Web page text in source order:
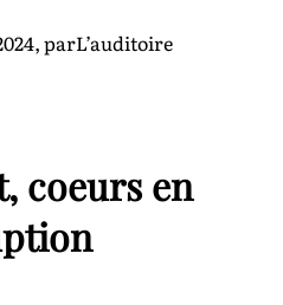
, parL’auditoire
coeurs en